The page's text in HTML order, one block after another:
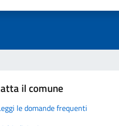
il comune
le domande frequenti